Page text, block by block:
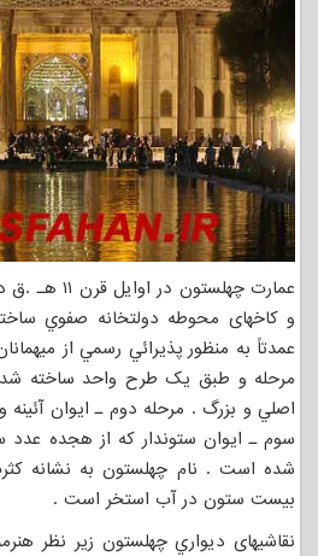
عمارت
و کاخهای محوطه دولتخانه صفوي
عمدتاً به منظور پذيرائي رسمي از
مرحله و طبق يک طرح واحد ساخته
اصلي و بزرگ . مرحله دوم ـ ايوان آئينه
سوم ـ ايوان ستوندار که از هجده
شده است . نام چهلستون به نشانه
بيست ستون در آب استخر است .
نقاشیهای دیواري چهلستون زير نظر